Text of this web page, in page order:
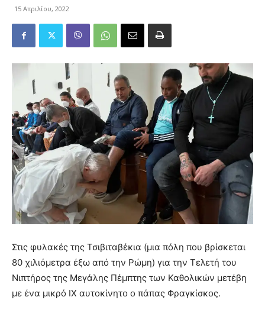
15 Απριλίου, 2022
Στις φυλακές της Τσιβιταβέκια (μια πόλη που βρίσκεται
80 χιλιόμετρα έξω από την Ρώμη) για την Τελετή του
Νιπτήρος της Μεγάλης Πέμπτης των Καθολικών μετέβη
με ένα μικρό ΙΧ αυτοκίνητο ο πάπας Φραγκίσκος.